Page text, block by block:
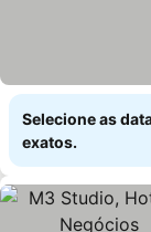
Selecione as
exatos.